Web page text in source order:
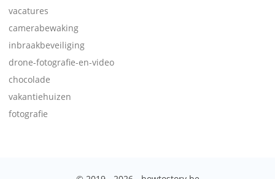
vacatures
camerabewaking
inbraakbeveiliging
drone-fotografie-en-video
chocolade
vakantiehuizen
fotografie